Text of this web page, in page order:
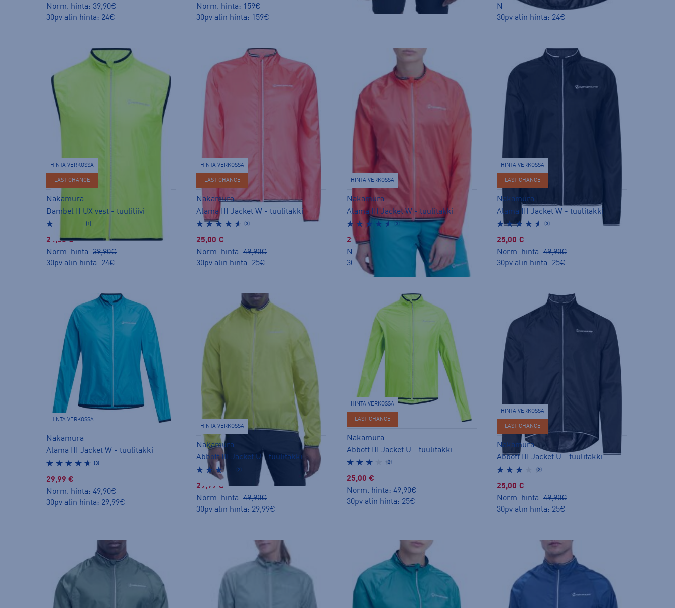
Norm. hinta: 39,90€
30pv alin hinta: 24€
Norm. hinta: 159€
30pv alin hinta: 159€
Norm. hinta:39,90€
30pv alin hinta: 24€
HINTA VERKOSSA
LAST CHANCE
Nakamura
Dambel II UX vest - tuuliliivi
(1)
24,00 €
Norm. hinta: 39,90€
30pv alin hinta: 24€
HINTA VERKOSSA
LAST CHANCE
Nakamura
Alama III Jacket W - tuulitakki
(3)
25,00 €
Norm. hinta: 49,90€
30pv alin hinta: 25€
HINTA VERKOSSA
Nakamura
Alama III Jacket W - tuulitakki
(3)
29,99 €
Norm. hinta:
49,90€
30pv alin hinta: 29,99€
HINTA VERKOSSA
LAST CHANCE
Nakamura
Alama III Jacket W - tuulitakki
(3)
25,00 €
Norm. hinta: 49,90€
30pv alin hinta: 25€
HINTA VERKOSSA
Nakamura
Alama III Jacket W - tuulitakki
(3)
29,99 €
Norm. hinta: 49,90€
30pv alin hinta: 29,99€
HINTA VERKOSSA
Nakamura
Abbott III Jacket U - tuulitakki
(2)
29,99 €
Norm. hinta: 49,90€
30pv alin hinta: 29,99€
HINTA VERKOSSA
LAST CHANCE
Nakamura
Abbott III Jacket U - tuulitakki
(2)
25,00 €
Norm. hinta: 49,90€
30pv alin hinta: 25€
HINTA VERKOSSA
LAST CHANCE
Nakamura
Abbott III Jacket U - tuulitakki
(2)
25,00 €
Norm. hinta: 49,90€
30pv alin hinta: 25€